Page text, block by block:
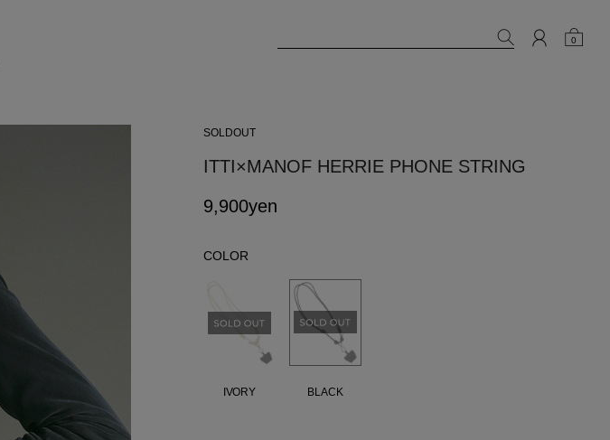
0
SOLDOUT
ITTI×MANOF HERRIE PHONE STRING
9,900yen
COLOR
IVORY BLACK